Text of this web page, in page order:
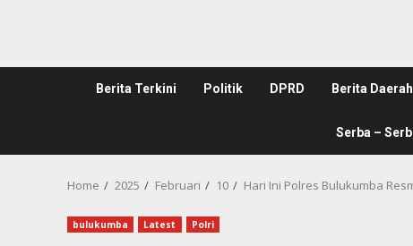
Berita Terkini Politik DPRD Berita Daerah
Serba –
Home 2025 Februari 10 Hari Ini Polres Bulukumba
bulukumba Latest Polri